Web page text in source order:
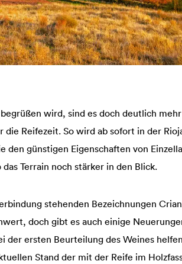
wird, sind es doch deutlich
Reifezeit. So wird ab sofort in der
den günstigen Eigenschaften von
Terrain noch stärker in den Blick.
stehenden Bezeichnungen
doch gibt es auch einige
der ersten Beurteilung des Weines
Stand der mit der Reife im